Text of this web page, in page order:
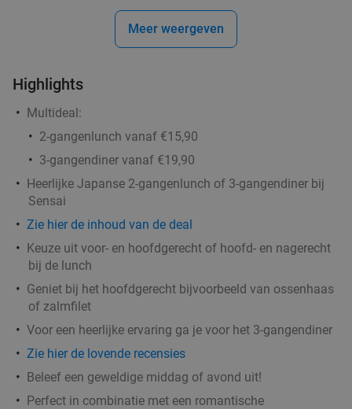
Italiaans 2- of 3-gangendiner à la carte bij
Bella Italia Brugge
Bella Italia Brugge
Brugge
Verkocht: 138
32%
Steengrillen + cava + tiramisu of All-You-Can-
Eat picanha (3 uur)
Vandaag
La Plancha
Brugge
23 min.
Verkocht: 27
Meer weergeven
Highlights
Multideal:
2-gangenlunch vanaf €15,90
3-gangendiner vanaf €19,90
Heerlijke Japanse 2-gangenlunch of 3-gangendiner bij
Sensai
Zie hier de inhoud van de deal
Keuze uit voor- en hoofdgerecht of hoofd- en nagerecht
bij de lunch
Geniet bij het hoofdgerecht bijvoorbeeld van ossenhaas
of zalmfilet
Voor een heerlijke ervaring ga je voor het 3-gangendiner
Zie hier de lovende recensies
Beleef een geweldige middag of avond uit!
Perfect in combinatie met een romantische